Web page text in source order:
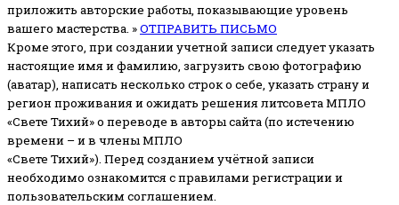
приложить авторские работы, показывающие уровень
вашего мастерства. »ОТПРАВИТЬ ПИСЬМО
Кроме этого, при создании учетной записи следует указать
настоящие имя и фамилию, загрузить свою фотографию
(аватар), написать несколько строк о себе, указать страну и
регион проживания и ожидать решения литсовета МПЛО
«Свете Тихий» о переводе в авторы сайта (по истечению
времени – и в члены МПЛО
«Свете Тихий»). Перед созданием учётной записи
необходимо ознакомится с правилами регистрации и
пользовательским соглашением.